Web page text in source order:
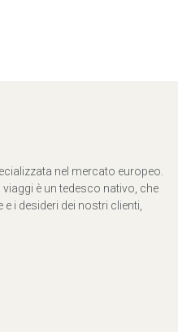
nel mercato europeo.
è un tedesco nativo, che
i desideri dei nostri clienti,